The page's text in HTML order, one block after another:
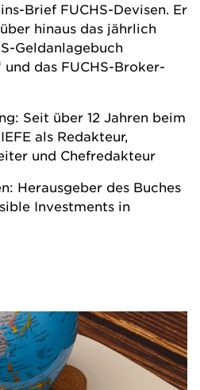
Brief FUCHS-Devisen. Er
hinaus das jährlich
Geldanlagebuch
und das FUCHS-Broker-
Seit über 12 Jahren beim
als Redakteur,
und Chefredakteur
Herausgeber des Buches
Investments in